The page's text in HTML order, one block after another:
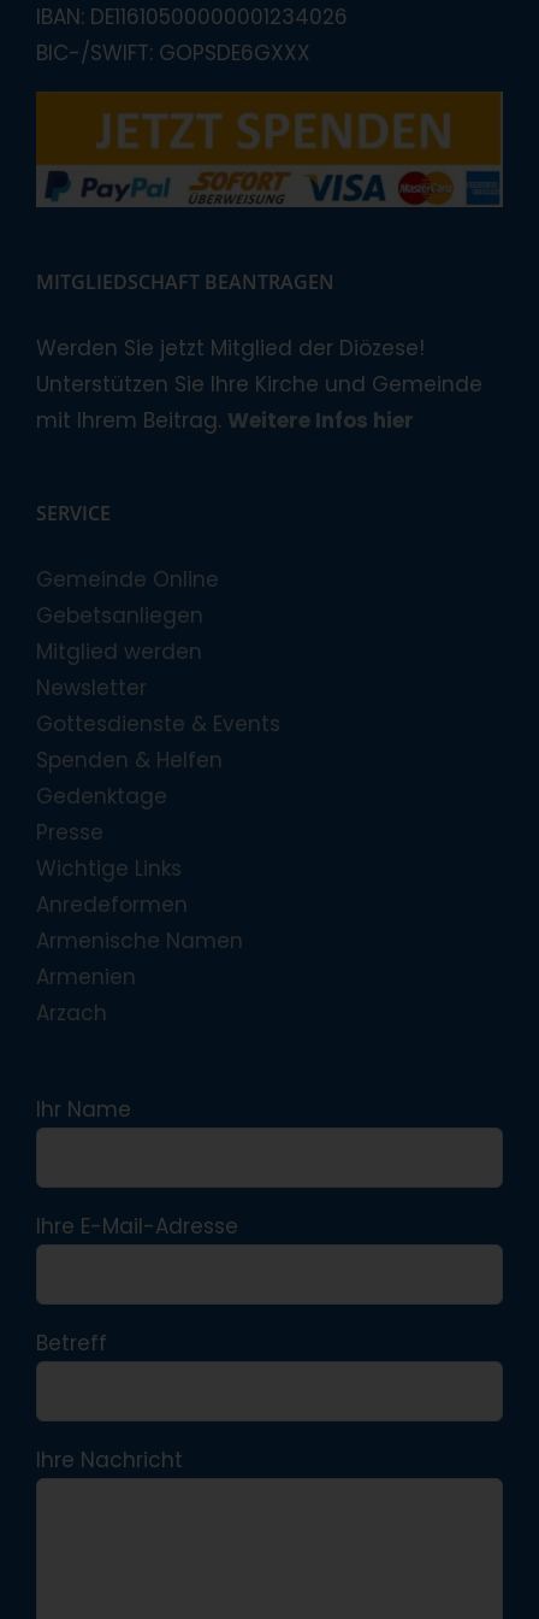
IBAN: DE11610500000001234026
BIC-/SWIFT: GOPSDE6GXXX
MITGLIEDSCHAFT BEANTRAGEN
Werden Sie jetzt Mitglied der Diözese!
Unterstützen Sie Ihre Kirche und Gemeinde
mit Ihrem Beitrag. Weitere Infos hier
SERVICE
Gemeinde Online
Gebetsanliegen
Mitglied werden
Newsletter
Gottesdienste & Events
Spenden & Helfen
Gedenktage
Presse
Wichtige Links
Anredeformen
Armenische Namen
Armenien
Arzach
Ihr Name
Ihre E-Mail-Adresse
Betreff
Ihre Nachricht